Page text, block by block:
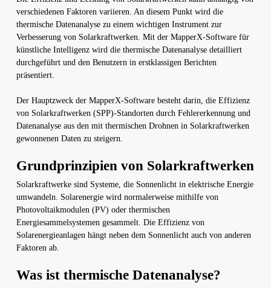
verschiedenen Faktoren variieren. An diesem Punkt wird die
thermische Datenanalyse zu einem wichtigen Instrument zur
Verbesserung von Solarkraftwerken. Mit der MapperX-Software für
künstliche Intelligenz wird die thermische Datenanalyse detailliert
durchgeführt und den Benutzern in erstklassigen Berichten
präsentiert.
Der Hauptzweck der MapperX-Software besteht darin, die Effizienz
von Solarkraftwerken (SPP)-Standorten durch Fehlererkennung und
Datenanalyse aus den mit thermischen Drohnen in Solarkraftwerken
gewonnenen Daten zu steigern.
Grundprinzipien von Solarkraftwerken
Solarkraftwerke sind Systeme, die Sonnenlicht in elektrische Energie
umwandeln. Solarenergie wird normalerweise mithilfe von
Photovoltaikmodulen (PV) oder thermischen
Energiesammelsystemen gesammelt. Die Effizienz von
Solarenergieanlagen hängt neben dem Sonnenlicht auch von anderen
Faktoren ab.
Was ist thermische Datenanalyse?